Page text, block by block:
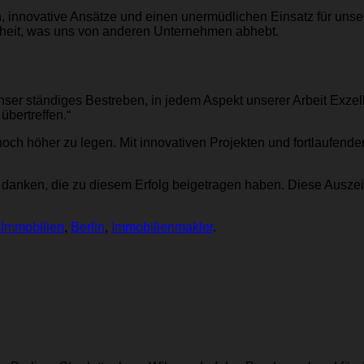
Ansätze und einen unermüdlichen Einsatz für
was uns von anderen Unternehmen abhebt.
ständiges Bestreben, in jedem Aspekt unserer Arbeit
höher zu legen. Mit innovativen Projekten und
die zu diesem Erfolg beigetragen haben. Diese
, Berlin, Immobilienmakler.